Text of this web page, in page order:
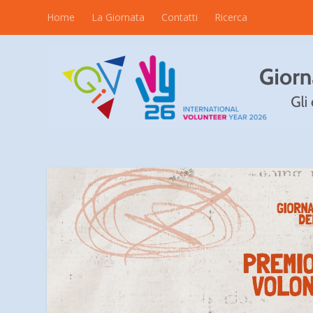
Home La Giornata Contatti Ricerca